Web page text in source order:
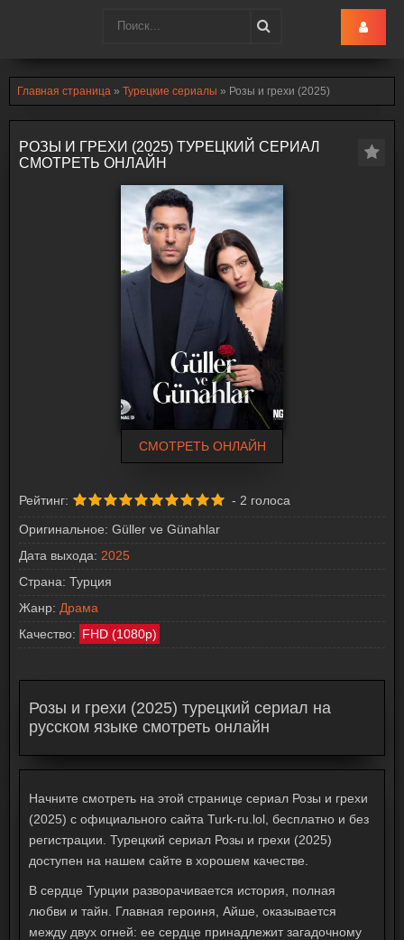
Главная страница » Турецкие сериалы » Розы и грехи (2025)
РОЗЫ И ГРЕХИ (2025) ТУРЕЦКИЙ СЕРИАЛ
СМОТРЕТЬ ОНЛАЙН
СМОТРЕТЬ ОНЛАЙН
Рейтинг: - 2 голоса
Оригинальное: Güller ve Günahlar
Дата выхода: 2025
Страна: Турция
Жанр: Драма
Качество: FHD (1080p)
Розы и грехи (2025) турецкий сериал на
русском языке смотреть онлайн
Начните смотреть на этой странице сериал Розы и грехи
(2025) с официального сайта Turk-ru.lol, бесплатно и без
регистрации. Турецкий сериал Розы и грехи (2025)
доступен на нашем сайте в хорошем качестве.
В сердце Турции разворачивается история, полная
любви и тайн.
Главная героиня, Айше, оказывается
между двух огней: ее сердце принадлежит загадочному
Turk-Ru.lol